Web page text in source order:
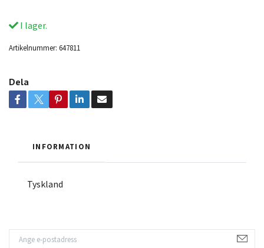
I lager.
Artikelnummer: 647811
Dela
INFORMATION
Tyskland